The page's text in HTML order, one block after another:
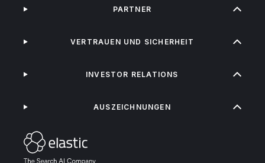
PARTNER
VERTRAUEN UND SICHERHEIT
INVESTOR RELATIONS
AUSZEICHNUNGEN